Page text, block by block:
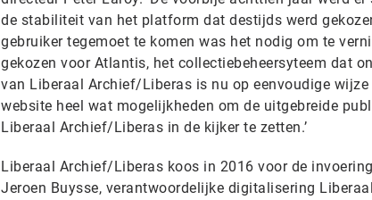
de stabiliteit van het platform dat destijds werd
gebruiker tegemoet te komen was het nodig om te
gekozen voor Atlantis, het collectiebeheersyteem dat
van Liberaal Archief/Liberas is nu op eenvoudige
website heel wat mogelijkheden om de uitgebreide
Liberaal Archief/Liberas in de kijker te zetten.’
Liberaal Archief/Liberas koos in 2016 voor de
Jeroen Buysse, verantwoordelijke digitalisering